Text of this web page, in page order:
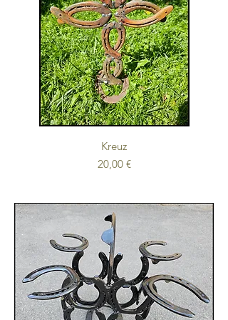
Kreuz
Preis
20,00 €